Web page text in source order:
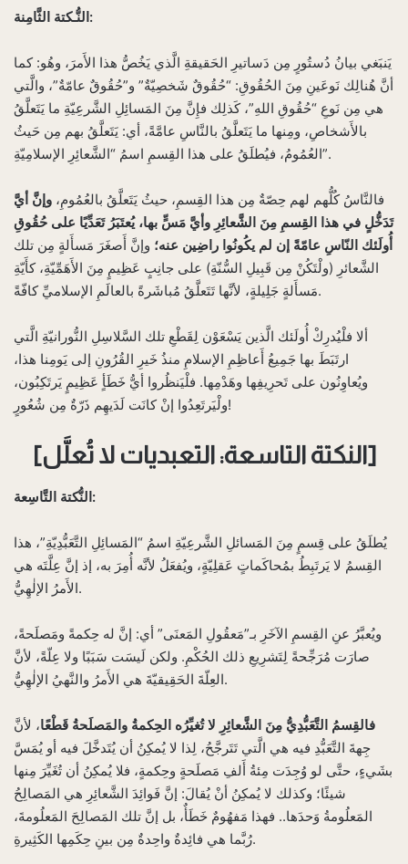
النُّـكتة الثَّامِنة:
يَنبَغي بيانُ دُستُورٍ مِن دَساتيرِ الحَقيقةِ الَّذي يَخُصُّ هذا الأَمرَ، وهُو: كما
أنَّ هُنالِك نَوعَينِ مِنَ الحُقُوقِ: “حُقُوقٌ شَخصِيّةٌ” و”حُقُوقٌ عامّةٌ”، والَّتي
هي مِن نَوعِ “حُقُوقِ اللهِ”، كَذلِك فإِنَّ مِنَ المَسائِلِ الشَّرعِيّةِ ما يَتَعلَّقُ
بالأَشخاصِ، ومِنها ما يَتَعلَّقُ بالنَّاسِ عامَّةً، أي: يَتَعلَّقُ بهم مِن حَيثُ
العُمُومُ، فيُطلَقُ على هذا القِسمِ اسمُ “الشَّعائِرِ الإسلامِيّةِ”.
فالنَّاسُ كُلُّهم لهم حِصّةٌ مِن هذا القِسمِ، حيثُ يَتَعلَّقُ بالعُمُومِ، وإنَّ أيَّ
تَدَخُّلٍ في هذا القِسمِ مِنَ الشَّعائِرِ وأيَّ مَسٍّ بها، يُعتَبَرُ تَعَدِّيًا على حُقُوقِ
أُولَئك النّاسِ عامّةً إن لم يكُونُوا راضِين عنه؛ وإنَّ أَصغَرَ مَسأَلةٍ مِن تلك
الشَّعائرِ (ولْتَكُنْ مِن قَبِيلِ السُّنّةِ) على جانِبٍ عَظِيمٍ مِنَ الأَهَمِّيّةِ، كأَيّةِ
مَسأَلةٍ جَلِيلةٍ، لأنَّها تَتَعلَّقُ مُباشَرةً بالعالَمِ الإسلاميِّ كافّةً.
ألا فلْيُدرِكْ أُولَئك الَّذين يَسْعَوْن لِقَطْعِ تلك السَّلاسِلِ النُّورانيّةِ الَّتي
ارتَبَطَ بها جَمِيعُ أَعاظِمِ الإسلامِ منذُ خَيرِ القُرُونِ إلى يَومِنا هذا،
ويُعاوِنُون على تَحرِيفِها وهَدْمِها. فلْيَنظُروا أيُّ خَطَأٍ عَظِيمٍ يَرتَكِبُون،
ولْيَرتَعِدُوا إنْ كانَت لَدَيهِم ذَرّةٌ مِن شُعُورٍ!
[النكتة التاسعة: التعبديات لا تُعلَّل]
النُّكتة التَّاسِعة:
يُطلَقُ على قِسمٍ مِنَ المَسائلِ الشَّرعِيّةِ اسمُ “المَسائِلِ التَّعَبُّدِيّةِ”، هذا
القِسمُ لا يَرتَبِطُ بمُحاكَماتٍ عَقلِيّةٍ، ويُفعَلُ لأنَّه أُمِرَ به، إذ إنَّ عِلَّتَه هي
الأَمرُ الإلٰهِيُّ.
ويُعبَّرُ عنِ القِسمِ الآخَرِ بـ”مَعقُولِ المَعنَى” أي: إنَّ له حِكمةً ومَصلَحةً،
صارَت مُرَجِّحةً لِتَشرِيعِ ذلك الحُكْمِ. ولكن لَيسَت سَبَبًا ولا عِلّةً، لأنَّ
العِلّةَ الحَقِيقيّةَ هي الأَمرُ والنَّهيُ الإلٰهِيُّ.
فالقِسمُ التَّعَبُّدِيُّ مِنَ الشَّعائِرِ لا تُغيِّرُه الحِكمةُ والمَصلَحةُ قَطْعًا، لأنَّ
جِهةَ التَّعَبُّدِ فيه هي الَّتي تَتَرجَّحُ، لِذا لا يُمكِنُ أن يُتَدخَّلَ فيه أو يُمَسَّ
بشَيءٍ، حتَّى لو وُجِدَت مِئةُ أَلفِ مَصلَحةٍ وحِكمةٍ، فلا يُمكِنُ أن تُغَيِّرَ مِنها
شيئًا؛ وكذلك لا يُمكِنُ أنْ يُقالَ: إنَّ فَوائِدَ الشَّعائِرِ هي المَصالِحُ
المَعلُومةُ وَحدَها.. فهذا مَفهُومٌ خَطَأٌ، بل إنَّ تلك المَصالِحَ المَعلُومةَ،
رُبَّما هي فائِدةٌ واحِدةٌ مِن بينِ حِكَمِها الكَثِيرةِ.